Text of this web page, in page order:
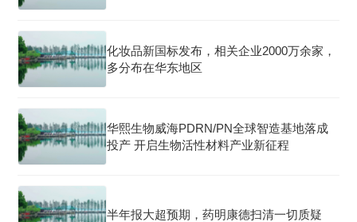
化妆品新国标发布，相关企业2000万余家，
多分布在华东地区
华熙生物威海PDRN/PN全球智造基地落成
投产 开启生物活性材料产业新征程
半年报大超预期，药明康德扫清一切质疑